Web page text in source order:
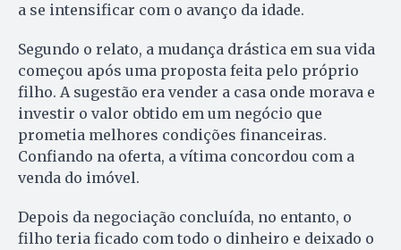
a se intensificar com o avanço da idade.
Segundo o relato, a mudança drástica em sua vida
começou após uma proposta feita pelo próprio
filho. A sugestão era vender a casa onde morava e
investir o valor obtido em um negócio que
prometia melhores condições financeiras.
Confiando na oferta, a vítima concordou com a
venda do imóvel.
Depois da negociação concluída, no entanto, o
filho teria ficado com todo o dinheiro e deixado o